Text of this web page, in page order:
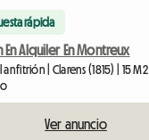
rápida
En Alquiler En Montreux
| Clarens (1815) | 15 M2
Ver anuncio